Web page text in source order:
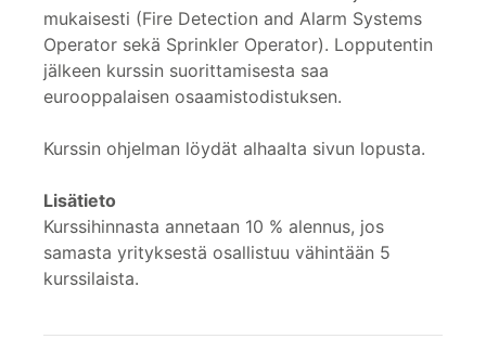
mukaisesti (Fire Detection and Alarm Systems
Operator sekä Sprinkler Operator). Lopputentin
jälkeen kurssin suorittamisesta saa
eurooppalaisen osaamistodistuksen.
Kurssin ohjelman löydät alhaalta sivun lopusta.
Lisätieto
Kurssihinnasta annetaan 10 % alennus, jos
samasta yrityksestä osallistuu vähintään 5
kurssilaista.